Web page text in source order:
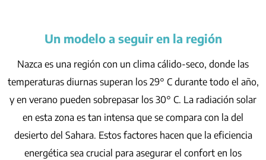
Un modelo a seguir en la región
Nazca es una región con un clima cálido-seco, donde las
temperaturas diurnas superan los 29° C durante todo el año,
y en verano pueden sobrepasar los 30° C. La radiación solar
en esta zona es tan intensa que se compara con la del
desierto del Sahara. Estos factores hacen que la eficiencia
energética sea crucial para asegurar el confort en los